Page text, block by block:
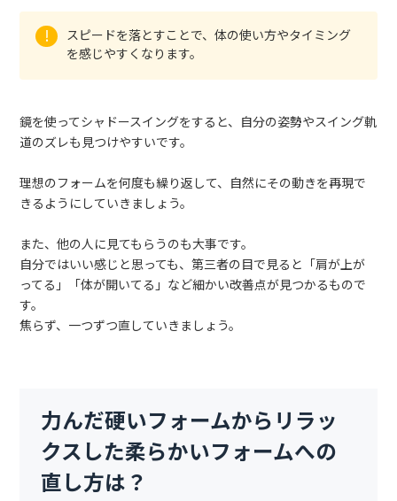
スピードを落とすことで、体の使い方やタイミング
を感じやすくなります。
鏡を使ってシャドースイングをすると、自分の姿勢やスイング軌
道のズレも見つけやすいです。
理想のフォームを何度も繰り返して、自然にその動きを再現で
きるようにしていきましょう。
また、他の人に見てもらうのも大事です。
自分ではいい感じと思っても、第三者の目で見ると「肩が上が
ってる」「体が開いてる」など細かい改善点が見つかるもので
す。
焦らず、一つずつ直していきましょう。
力んだ硬いフォームからリラッ
クスした柔らかいフォームへの
直し方は？